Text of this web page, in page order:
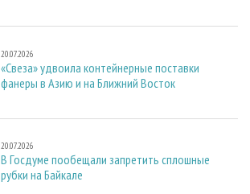
20.07.2026
«Свеза» удвоила контейнерные поставки
фанеры в Азию и на Ближний Восток
20.07.2026
В Госдуме пообещали запретить сплошные
рубки на Байкале